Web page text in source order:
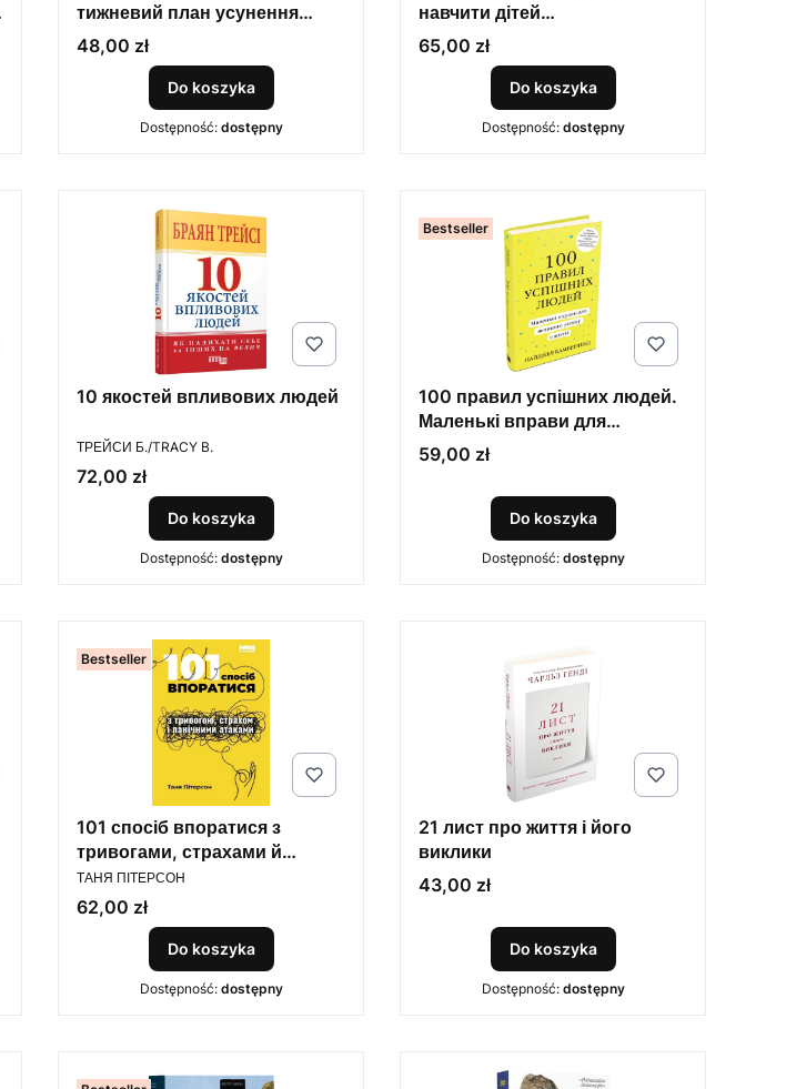
тижневий план усунення
симптомів стресу
Cena
48,00 zł
Do koszyka
Dostępność: dostępny
навчити дітей
упорядковувати власне
життя
Cena
65,00 zł
Do koszyka
Dostępność: dostępny
10 якостей впливових людей
PRODUCENT
ТРЕЙСИ Б./TRACY B.
Cena
72,00 zł
Do koszyka
Dostępność: dostępny
Bestseller
100 правил успішних людей.
Маленькі вправи для
великого успіху в житті
Cena
59,00 zł
Do koszyka
Dostępność: dostępny
Bestseller
101 спосіб впоратися з
тривогами, страхами й
панічним атаками
PRODUCENT
ТАНЯ ПІТЕРСОН
Cena
62,00 zł
Do koszyka
Dostępność: dostępny
21 лист про життя і його
виклики
Cena
43,00 zł
Do koszyka
Dostępność: dostępny